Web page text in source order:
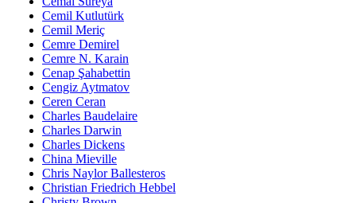
Cemil Kutlutürk
Cemil Meriç
Cemre Demirel
Cemre N. Karain
Cenap Şahabettin
Cengiz Aytmatov
Ceren Ceran
Charles Baudelaire
Charles Darwin
Charles Dickens
China Mieville
Chris Naylor Ballesteros
Christian Friedrich Hebbel